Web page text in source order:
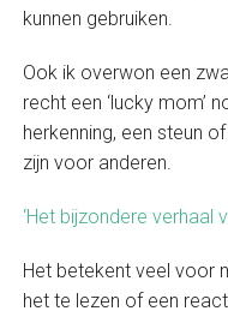
kunnen gebruiken.
Ook ik overwon een
recht een ‘lucky mom’
herkenning, een steun
zijn voor anderen.
‘Het bijzondere verhaal
Het betekent veel voor
het te lezen of een